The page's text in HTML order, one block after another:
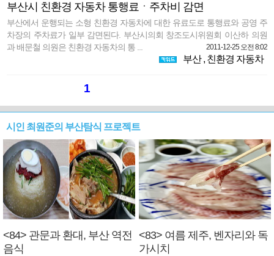
부산시 친환경 자동차 통행료ㆍ주차비 감면
부산에서 운행되는 소형 친환경 자동차에 대한 유료도로 통행료와 공영 주
차장의 주차료가 일부 감면된다. 부산시의회 창조도시위원회 이산하 의원
과 배문철 의원은 친환경 자동차의 통 ...
2011-12-25 오전 8:02
부산, 친환경 자동차
1
시인 최원준의 부산탐식 프로젝트
<84> 관문과 환대, 부산 역전
음식
<83> 여름 제주, 벤자리와 독
가시치